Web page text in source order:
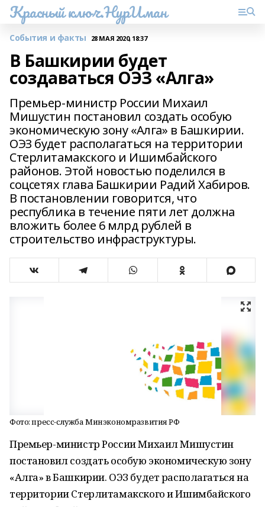
Красный ключ.НурИман
События и факты 28 МАЯ 2020, 18:37
В Башкирии будет
создаваться ОЭЗ «Алга»
Премьер-министр России Михаил
Мишустин постановил создать особую
экономическую зону «Алга» в Башкирии.
ОЭЗ будет располагаться на территории
Стерлитамакского и Ишимбайского
районов. Этой новостью поделился в
соцсетях глава Башкирии Радий Хабиров.
В постановлении говорится, что
республика в течение пяти лет должна
вложить более 6 млрд рублей в
строительство инфраструктуры.
Фото: пресс-служба Минэкономразвития РФ
Премьер-министр России Михаил Мишустин
постановил создать особую экономическую зону
«Алга» в Башкирии. ОЭЗ будет располагаться на
территории Стерлитамакского и Ишимбайского